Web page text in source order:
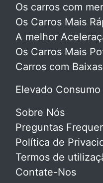
Os carros com
Os Carros Mais
A melhor
Os Carros Mais
Carros com
Elevado Consumo
Sobre Nós
Preguntas
Política de
Termos de
Contate-Nos